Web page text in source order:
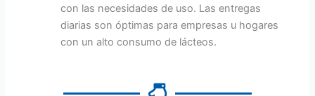
con las necesidades de uso. Las entregas
diarias son óptimas para empresas u hogares
con un alto consumo de lácteos.